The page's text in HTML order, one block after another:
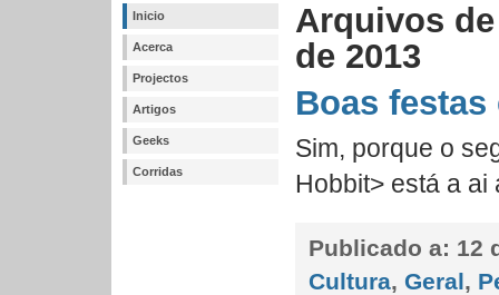
Inicio
Acerca
Projectos
Artigos
Geeks
Corridas
Arquivos
de 2013
Boas
Sim, porque o
Hobbit> está a ai
Publicado a: 12
Cultura, Geral,